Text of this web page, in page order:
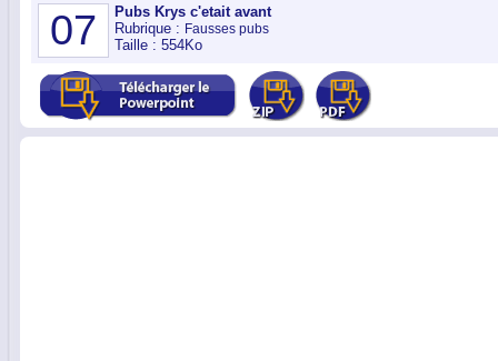
07
Pubs Krys c'etait avant
Rubrique : Fausses pubs
Taille : 554Ko